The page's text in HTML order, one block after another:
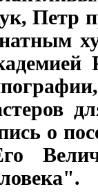
Петр
о